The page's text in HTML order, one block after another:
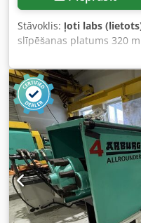
Stāvoklis: ļoti labs
slīpēšanas platums 320
cilindrs), stiprinājums,
Djrf divi padeves ātrumi,
oscilācija, slīpmašīna ir